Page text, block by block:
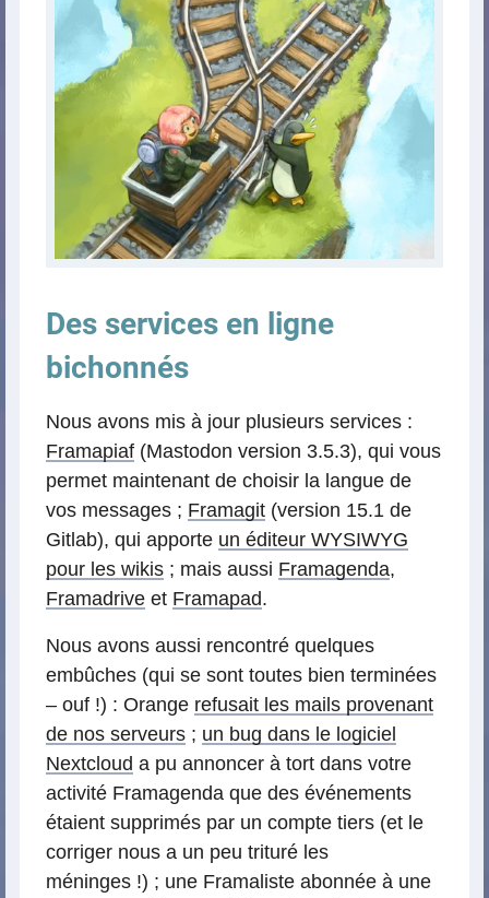
Des services en ligne
bichonnés
Nous avons mis à jour plusieurs services :
Framapiaf (Mastodon version 3.5.3), qui vous
permet maintenant de choisir la langue de
vos messages ; Framagit (version 15.1 de
Gitlab), qui apporte un éditeur WYSIWYG
pour les wikis ; mais aussi Framagenda,
Framadrive et Framapad.
Nous avons aussi rencontré quelques
embûches (qui se sont toutes bien terminées
– ouf !) : Orange refusait les mails provenant
de nos serveurs ; un bug dans le logiciel
Nextcloud a pu annoncer à tort dans votre
activité Framagenda que des événements
étaient supprimés par un compte tiers (et le
corriger nous a un peu trituré les
méninges !) ; une Framaliste abonnée à une